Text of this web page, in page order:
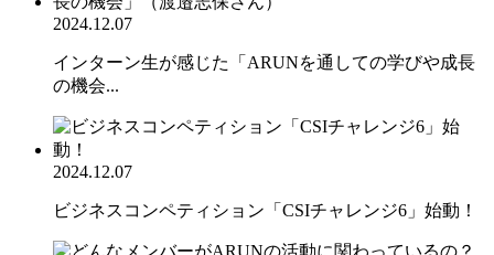
2024.12.07
インターン生が感じた「ARUNを通しての学びや成長
の機会...
2024.12.07
ビジネスコンペティション「CSIチャレンジ6」始動！